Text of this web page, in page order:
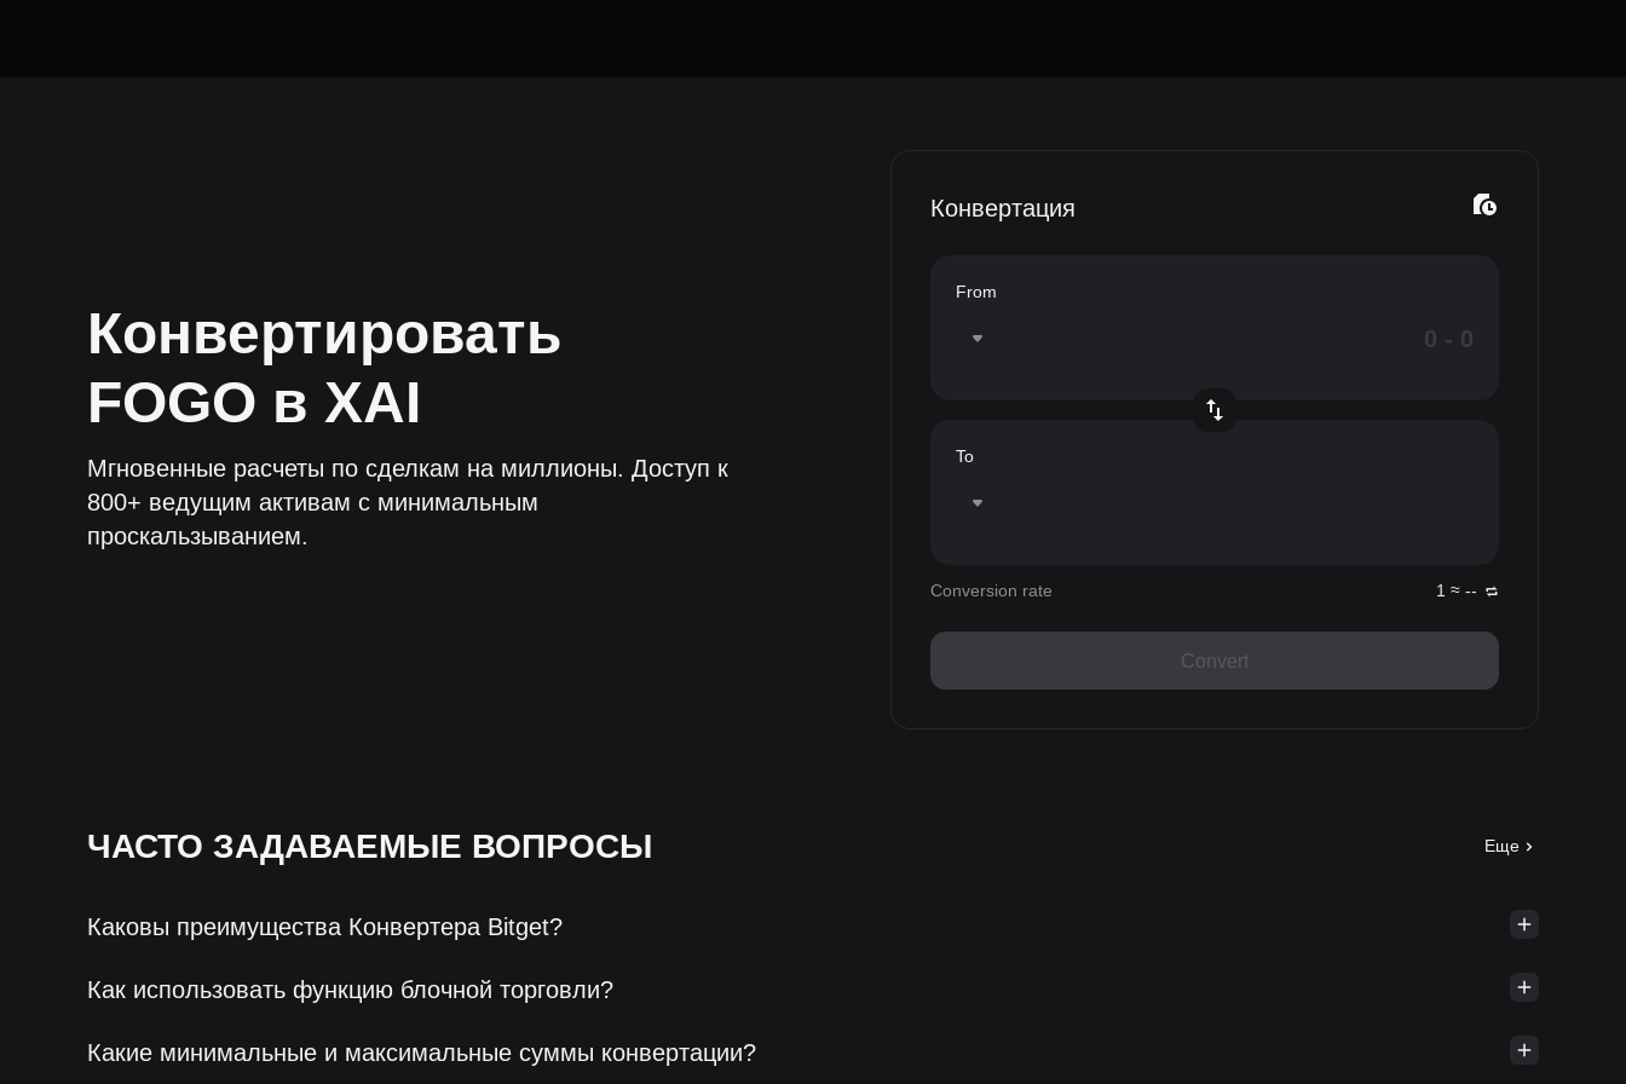
Конвертировать
FOGO в XAI
Мгновенные расчеты по сделкам на миллионы. Доступ к
800+ ведущим активам с минимальным
проскальзыванием.
Конвертация
From
To
Conversion rate 1 ≈ --
Convert
ЧАСТО ЗАДАВАЕМЫЕ ВОПРОСЫ Еще
Каковы преимущества Конвертера Bitget?
Как использовать функцию блочной торговли?
Какие минимальные и максимальные суммы конвертации?